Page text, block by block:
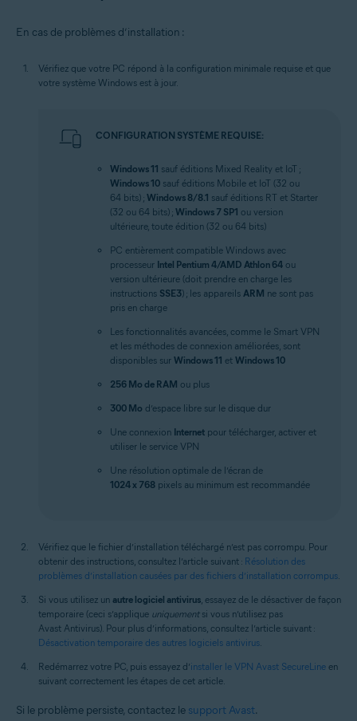
En cas de problèmes d’installation :
Vérifiez que votre PC répond à la configuration minimale requise et que
votre système Windows est à jour.
CONFIGURATION SYSTÈME REQUISE:
Windows 11 sauf éditions Mixed Reality et IoT ;
Windows 10 sauf éditions Mobile et IoT (32 ou
64 bits) ; Windows 8/8.1 sauf éditions RT et Starter
(32 ou 64 bits) ; Windows 7 SP1 ou version
ultérieure, toute édition (32 ou 64 bits)
PC entièrement compatible Windows avec
processeur Intel Pentium 4/AMD Athlon 64 ou
version ultérieure (doit prendre en charge les
instructions SSE3) ; les appareils ARM ne sont pas
pris en charge
Les fonctionnalités avancées, comme le Smart VPN
et les méthodes de connexion améliorées, sont
disponibles sur Windows 11 et Windows 10
256 Mo de RAM ou plus
300 Mo d’espace libre sur le disque dur
Une connexion Internet pour télécharger, activer et
utiliser le service VPN
Une résolution optimale de l’écran de
1024 x 768 pixels au minimum est recommandée
Vérifiez que le fichier d’installation téléchargé n’est pas corrompu. Pour
obtenir des instructions, consultez l’article suivant : Résolution des
problèmes d’installation causées par des fichiers d’installation corrompus
Si vous utilisez un autre logiciel antivirus , essayez de le désactiver de façon
temporaire (ceci s’applique uniquementsi vous n’utilisez pas
Avast Antivirus). Pour plus d’informations, consultez l’article suivant :
Désactivation temporaire des autres logiciels antivirus
Redémarrez votre PC, puis essayez d’installer le VPN Avast SecureLine en
suivant correctement les étapes de cet article.
Si le problème persiste, contactez le support Avast.